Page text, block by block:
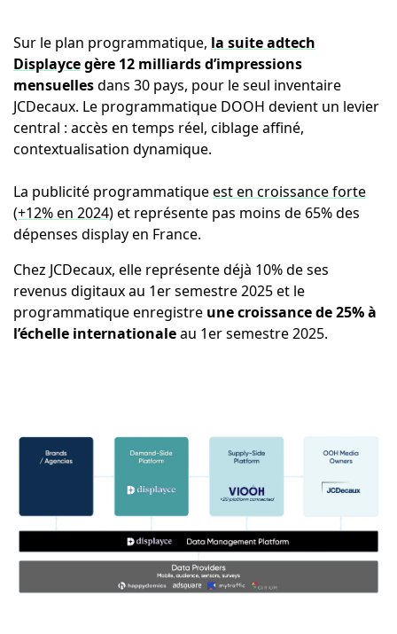
Sur le plan programmatique, la suite adtech
Displaycegère 12 milliards d’impressions
mensuellesdans 30 pays, pour le seul inventaire
JCDecaux. Le programmatique DOOH devient un levier
central : accès en temps réel, ciblage affiné,
contextualisation dynamique.
La publicité programmatiqueest en croissance forte
(+12% en 2024)et représente pas moins de 65% des
dépenses display en France.
Chez JCDecaux, elle représente déjà 10% de ses
revenus digitaux au 1er semestre 2025 et le
programmatique enregistre une croissance de 25% à
l’échelle internationaleau 1er semestre 2025.